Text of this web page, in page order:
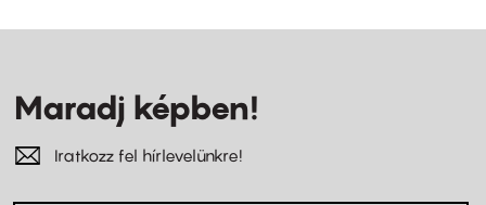
Maradj képben!
Iratkozz fel hírlevelünkre!